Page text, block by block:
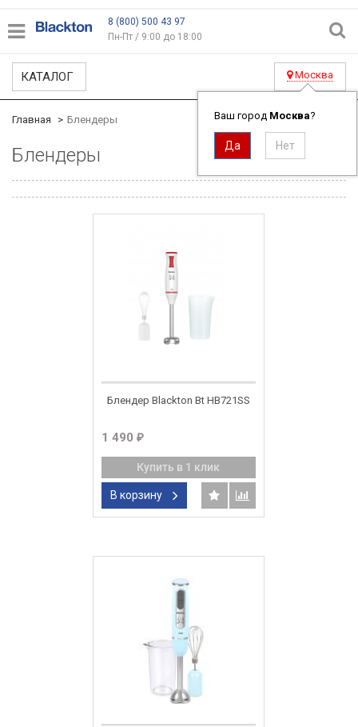
8 (800) 500 43 97
Пн-Пт / 9:00 до 18:00
КАТАЛОГ Москва
Ваш город Москва?
Главная Блендеры
Блендеры
Блендер Blackton Bt HB721SS
1 490 ₽
Купить в 1 клик
В корзину